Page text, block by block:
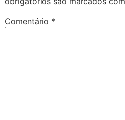
Comentário *